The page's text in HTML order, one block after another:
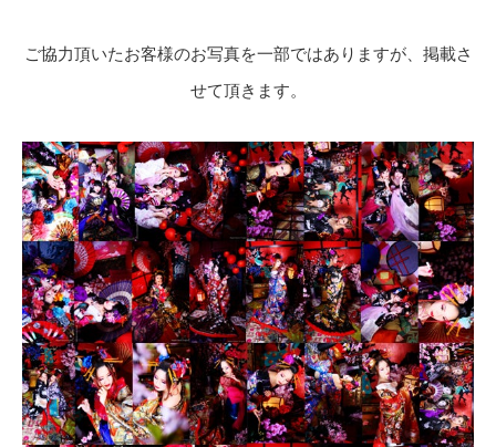
ご協力頂いたお客様のお写真を一部ではありますが、掲載さ
せて頂きます。